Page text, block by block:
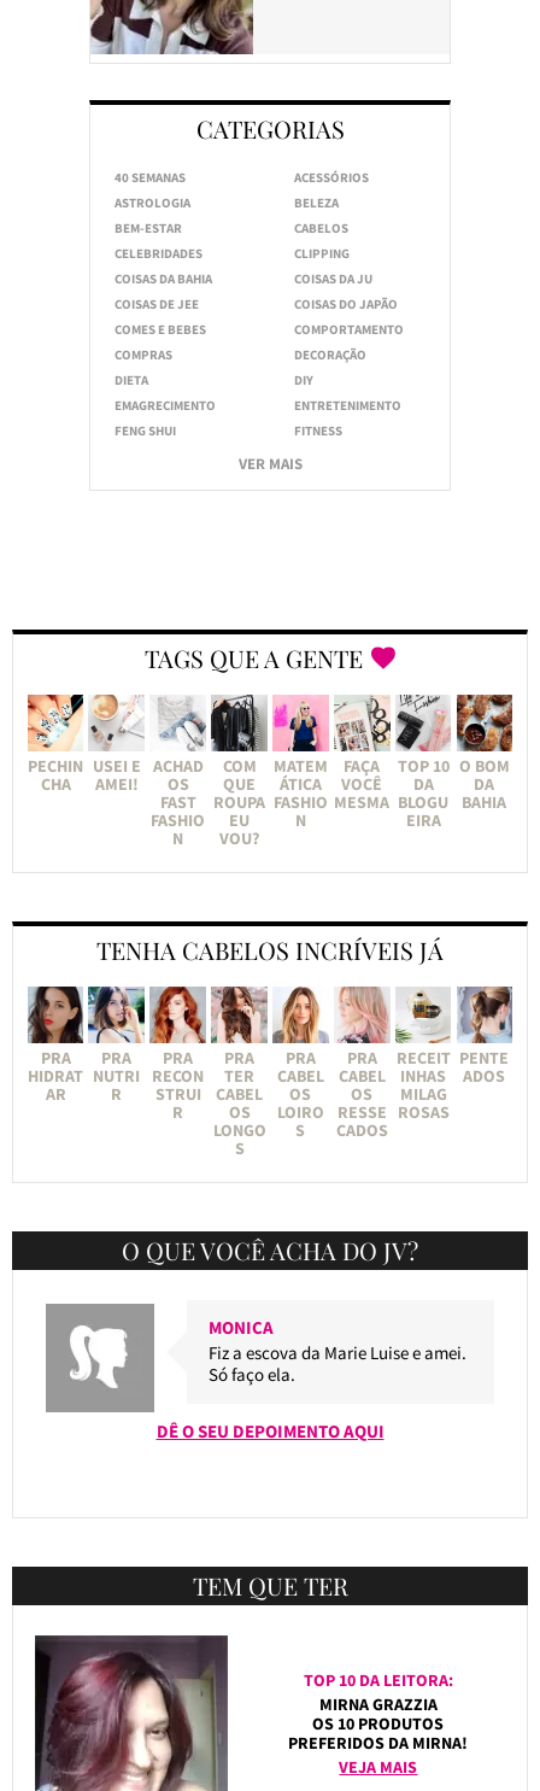
CATEGORIAS
40 SEMANAS
ACESSÓRIOS
ASTROLOGIA
BELEZA
BEM-ESTAR
CABELOS
CELEBRIDADES
CLIPPING
COISAS DA BAHIA
COISAS DA JU
COISAS DE JEE
COISAS DO JAPÃO
COMES E BEBES
COMPORTAMENTO
COMPRAS
DECORAÇÃO
DIETA
DIY
EMAGRECIMENTO
ENTRETENIMENTO
FENG SHUI
FITNESS
VER MAIS
TAGS QUE A GENTE
PECHIN
CHA
USEI E
AMEI!
ACHAD
OS
FAST
FASHIO
N
COM
QUE
ROUPA
EU
VOU?
MATEM
ÁTICA
FASHIO
N
FAÇA
VOCÊ
MESMA
TOP 10
DA
BLOGU
EIRA
O BOM
DA
BAHIA
TENHA CABELOS INCRÍVEIS JÁ
PRA
HIDRAT
AR
PRA
NUTRI
R
PRA
RECON
STRUI
R
PRA
TER
CABEL
OS
LONGO
S
PRA
CABEL
OS
LOIRO
S
PRA
CABEL
OS
RESSE
CADOS
RECEIT
INHAS
MILAG
ROSAS
PENTE
ADOS
O QUE VOCÊ ACHA DO JV?
MONICA
Fiz a escova da Marie Luise e amei.
Só faço ela.
DÊ O SEU DEPOIMENTO AQUI
TEM QUE TER
TOP 10 DA LEITORA:
MIRNA GRAZZIA
OS 10 PRODUTOS
PREFERIDOS DA MIRNA!
VEJA MAIS